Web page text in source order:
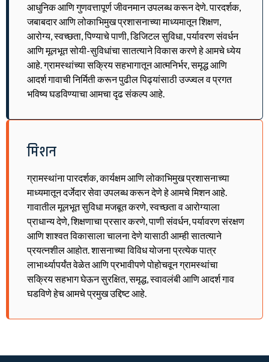
आधुनिक आणि गुणवत्तापूर्ण जीवनमान उपलब्ध करून देणे. पारदर्शक,
जबाबदार आणि लोकाभिमुख प्रशासनाच्या माध्यमातून शिक्षण,
आरोग्य, स्वच्छता, पिण्याचे पाणी, डिजिटल सुविधा, पर्यावरण संवर्धन
आणि मूलभूत सोयी-सुविधांचा सातत्याने विकास करणे हे आमचे ध्येय
आहे. ग्रामस्थांच्या सक्रिय सहभागातून आत्मनिर्भर, समृद्ध आणि
आदर्श गावाची निर्मिती करून पुढील पिढ्यांसाठी उज्ज्वल व प्रगत
भविष्य घडविण्याचा आमचा दृढ संकल्प आहे.
मिशन
ग्रामस्थांना पारदर्शक, कार्यक्षम आणि लोकाभिमुख प्रशासनाच्या
माध्यमातून दर्जेदार सेवा उपलब्ध करून देणे हे आमचे मिशन आहे.
गावातील मूलभूत सुविधा मजबूत करणे, स्वच्छता व आरोग्याला
प्राधान्य देणे, शिक्षणाचा प्रसार करणे, पाणी संवर्धन, पर्यावरण संरक्षण
आणि शाश्वत विकासाला चालना देणे यासाठी आम्ही सातत्याने
प्रयत्नशील आहोत. शासनाच्या विविध योजना प्रत्येक पात्र
लाभार्थ्यापर्यंत वेळेत आणि प्रभावीपणे पोहोचवून ग्रामस्थांचा
सक्रिय सहभाग घेऊन सुरक्षित, समृद्ध, स्वावलंबी आणि आदर्श गाव
घडविणे हेच आमचे प्रमुख उद्दिष्ट आहे.